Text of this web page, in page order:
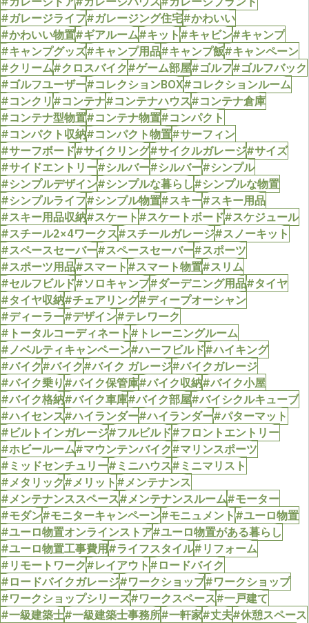
#ガレージライフ#ガレージング住宅#かわいい
#かわいい物置#ギアルーム#キット#キャビン#キャンプ
#キャンプグッズ#キャンプ用品#キャンプ飯#キャンペーン
#クリーム#クロスバイク#ゲーム部屋#ゴルフ#ゴルフバック
#ゴルフユーザー#コレクションBOX#コレクションルーム
#コンクリ#コンテナ#コンテナハウス#コンテナ倉庫
#コンテナ型物置#コンテナ物置#コンパクト
#コンパクト収納#コンパクト物置#サーフィン
#サーフボード#サイクリング#サイクルガレージ#サイズ
#サイドエントリー#シルバー#シルバー#シンプル
#シンプルデザイン#シンプルな暮らし#シンプルな物置
#シンプルライフ#シンプル物置#スキー#スキー用品
#スキー用品収納#スケート#スケートボード#スケジュール
#スチール2×4ワークス#スチールガレージ#スノーキット
#スペースセーバー#スペースセーバー#スポーツ
#スポーツ用品#スマート#スマート物置#スリム
#セルフビルド#ソロキャンプ#ダーデニング用品#タイヤ
#タイヤ収納#チェアリング#ディープオーシャン
#ディーラー#デザイン#テレワーク
#トータルコーディネート#トレーニングルーム
#ノベルティキャンペーン#ハーフビルド#ハイキング
#バイク#バイク#バイク ガレージ#バイクガレージ
#バイク乗り#バイク保管庫#バイク収納#バイク小屋
#バイク格納#バイク車庫#バイク部屋#バイシクルキューブ
#ハイセンス#ハイランダー#ハイランダー#パターマット
#ビルトインガレージ#フルビルド#フロントエントリー
#ホビールーム#マウンテンバイク#マリンスポーツ
#ミッドセンチュリー#ミニハウス#ミニマリスト
#メタリック#メリット#メンテナンス
#メンテナンススペース#メンテナンスルーム#モーター
#モダン#モニターキャンペーン#モニュメント#ユーロ物置
#ユーロ物置オンラインストア#ユーロ物置がある暮らし
#ユーロ物置工事費用#ライフスタイル#リフォーム
#リモートワーク#レイアウト#ロードバイク
#ロードバイクガレージ#ワークショップ#ワークショップ
#ワークショップシリーズ#ワークスペース#一戸建て
#一級建築士#一級建築士事務所#一軒家#丈夫#休憩スペース